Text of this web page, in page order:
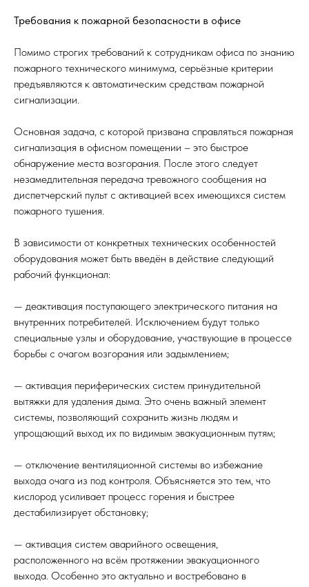
Требования к пожарной безопасности в офисе
Помимо строгих требований к сотрудникам офиса по знанию
пожарного технического минимума, серьёзные критерии
предъявляются к автоматическим средствам пожарной
сигнализации.
Основная задача, с которой призвана справляться пожарная
сигнализация в офисном помещении – это быстрое
обнаружение места возгорания. После этого следует
незамедлительная передача тревожного сообщения на
диспетчерский пульт с активацией всех имеющихся систем
пожарного тушения.
В зависимости от конкретных технических особенностей
оборудования может быть введён в действие следующий
рабочий функционал:
— деактивация поступающего электрического питания на
внутренних потребителей. Исключением будут только
специальные узлы и оборудование, участвующие в процессе
борьбы с очагом возгорания или задымлением;
— активация периферических систем принудительной
вытяжки для удаления дыма. Это очень важный элемент
системы, позволяющий сохранить жизнь людям и
упрощающий выход их по видимым эвакуационным путям;
— отключение вентиляционной системы во избежание
выхода очага из под контроля. Объясняется это тем, что
кислород усиливает процесс горения и быстрее
дестабилизирует обстановку;
— активация систем аварийного освещения,
расположенного на всём протяжении эвакуационного
выхода. Особенно это актуально и востребовано в